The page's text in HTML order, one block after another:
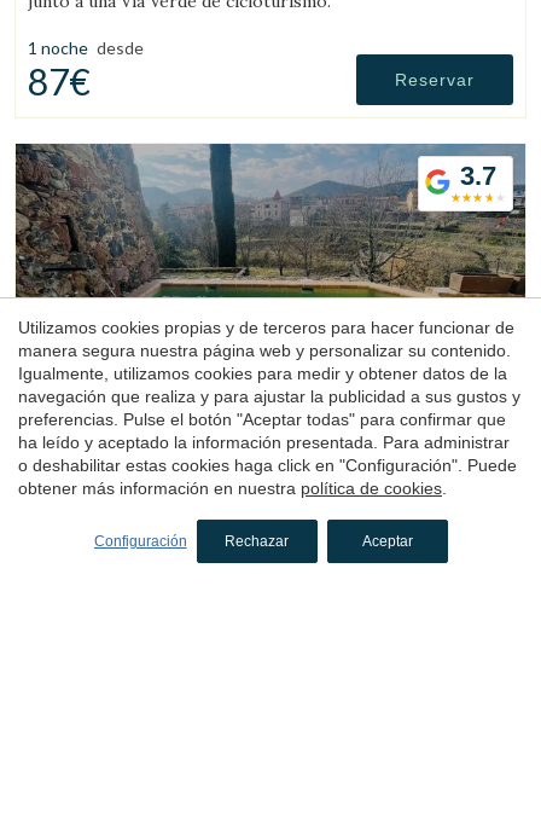
1 noche desde
87€ Reservar
3.7
Hotel
Cal Sastre
Santa Pau, Garrotxa, Girona
(81.041632609297km de Sant Llorenç de Morunys)
El Hotel Cal Sastre está situado frente al Castillo Medieval
de Santa Pau, dentro del Parque Natural de la Zona
Volcánica de la Garrotxa. Se encuentra cerca de las Vías
Verdes y de diversos gorgs.
Utilizamos cookies propias y de terceros para hacer funcionar de
manera segura nuestra página web y personalizar su contenido.
Igualmente, utilizamos cookies para medir y obtener datos de la
navegación que realiza y para ajustar la publicidad a sus gustos y
preferencias. Pulse el botón "Aceptar todas" para confirmar que
ha leído y aceptado la información presentada. Para administrar
o deshabilitar estas cookies haga click en "Configuración". Puede
obtener más información en nuestra política de cookies
Configuración Rechazar Aceptar